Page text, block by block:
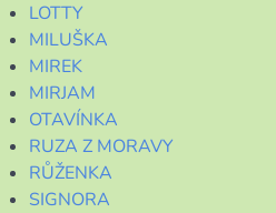
LOTTY
MILUŠKA
MIREK
MIRJAM
OTAVÍNKA
RUZA Z MORAVY
RŮŽENKA
SIGNORA